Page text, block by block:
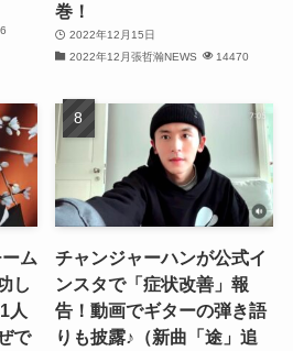
(29)
(31)
(32)
(30)
巻！
2022年12月15日
2022年12月張哲瀚NEWS
14470
ム
し
人
で
チャンジャーハンが公式イ
ンスタで「症状改善」報
告！動画でギターの弾き語
りも披露♪（新曲「途」追